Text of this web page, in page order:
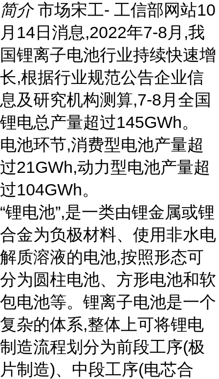
简介 市场宋工- 工信部网站10
月14日消息,2022年7-8月,我
国锂离子电池行业持续快速增
长,根据行业规范公告企业信
息及研究机构测算,7-8月全国
锂电总产量超过145GWh。
电池环节,消费型电池产量超
过21GWh,动力型电池产量超
过104GWh。
“锂电池”,是一类由锂金属或锂
合金为负极材料、使用非水电
解质溶液的电池,按照形态可
分为圆柱电池、方形电池和软
包电池等。锂离子电池是一个
复杂的体系,整体上可将锂电
制造流程划分为前段工序(极
片制造)、中段工序(电芯合